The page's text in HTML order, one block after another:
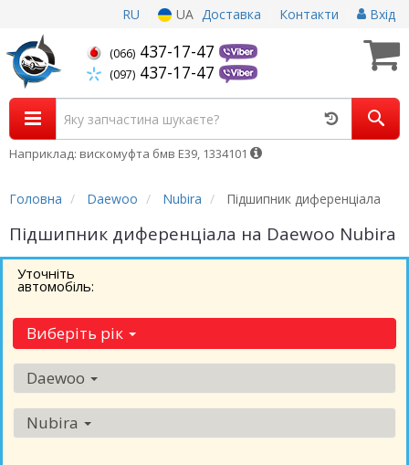
RU UA Доставка Контакти Вхід
(066) 437-17-47
(097) 437-17-47
Наприклад: вискомуфта бмв Е39, 1334101
Головна Daewoo Nubira Підшипник диференціала
Підшипник диференціала на Daewoo Nubira
Уточніть
автомобіль:
Виберіть рік
Daewoo
Nubira